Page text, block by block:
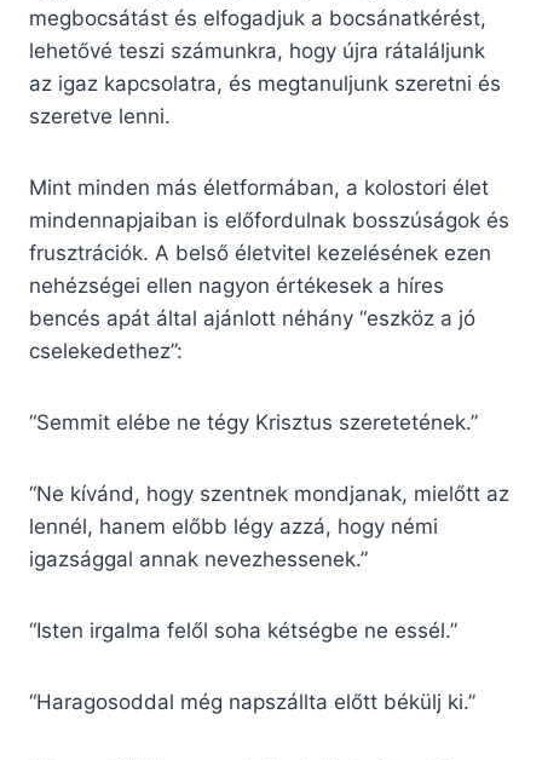
megbocsátást és elfogadjuk a bocsánatkérést,
lehetővé teszi számunkra, hogy újra rátaláljunk
az igaz kapcsolatra, és megtanuljunk szeretni és
szeretve lenni.
Mint minden más életformában, a kolostori élet
mindennapjaiban is előfordulnak bosszúságok és
frusztrációk. A belső életvitel kezelésének ezen
nehézségei ellen nagyon értékesek a híres
bencés apát által ajánlott néhány “eszköz a jó
cselekedethez”:
“Semmit elébe ne tégy Krisztus szeretetének.”
“Ne kívánd, hogy szentnek mondjanak, mielőtt az
lennél, hanem előbb légy azzá, hogy némi
igazsággal annak nevezhessenek.”
“Isten irgalma felől soha kétségbe ne essél.”
“Haragosoddal még napszállta előtt békülj ki.”